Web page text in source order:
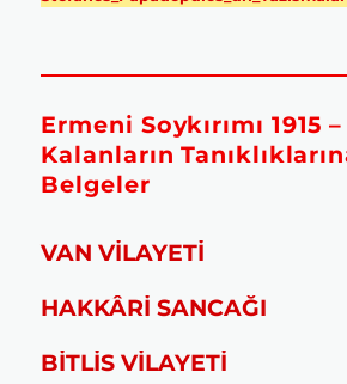
Ermeni Soykırımı 1915
Kalanların
Belgeler
VAN VİLAYETİ
HAKKÂRİ SANCAĞI
BİTLİS VİLAYETİ